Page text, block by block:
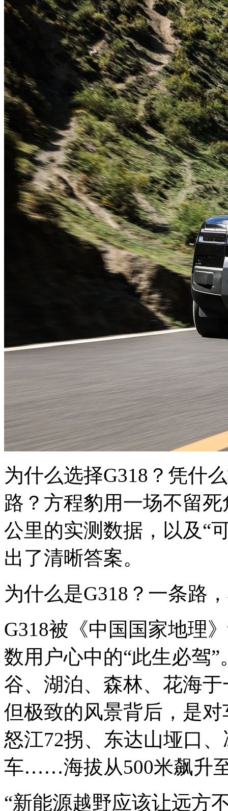
为什么选择G318？凭什
路？方程豹用一场不留
公里的实测数据，以及“
出了清晰答案。
为什么是G318？一条路
G318被《中国国家地理
数用户心中的“此生必驾
谷、湖泊、森林、花海
但极致的风景背后，是
怒江72拐、东达山垭口
车……海拔从500米飙升
“新能源越野应该让远方